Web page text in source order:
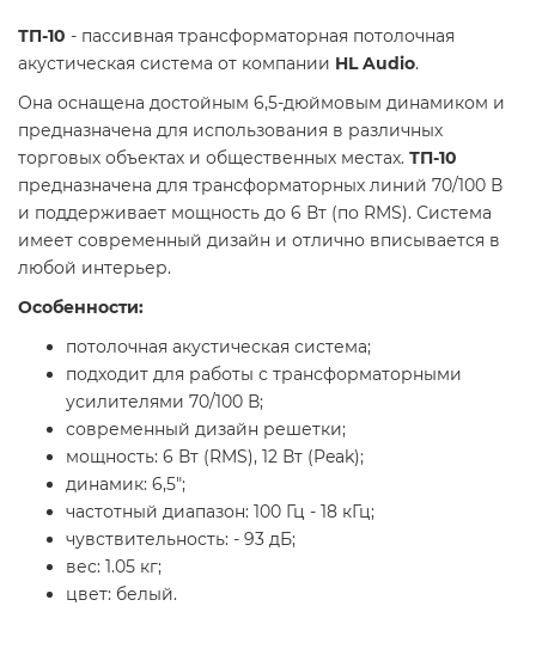
ТП-10 - пассивная трансформаторная потолочная
акустическая система от компании HL Audio.
Она оснащена достойным 6,5-дюймовым динамиком и
предназначена для использования в различных
торговых объектах и общественных местах. ТП-10
предназначена для трансформаторных линий 70/100 В
и поддерживает мощность до 6 Вт (по RMS). Система
имеет современный дизайн и отлично вписывается в
любой интерьер.
Особенности:
потолочная акустическая система;
подходит для работы с трансформаторными
усилителями 70/100 В;
современный дизайн решетки;
мощность: 6 Вт (RMS), 12 Вт (Peak);
динамик: 6,5";
частотный диапазон: 100 Гц - 18 кГц;
чувствительность: - 93 дБ;
вес: 1.05 кг;
цвет: белый.